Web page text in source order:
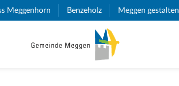
Meggenhorn (External Link)
Benzeholz (External Link)
Meggen gestalten